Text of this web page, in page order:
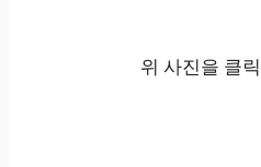
위 사진을 클